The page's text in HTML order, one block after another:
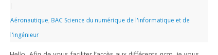
|
Aéronautique, BAC Science du numérique de l'informatique et de
l'ingénieur